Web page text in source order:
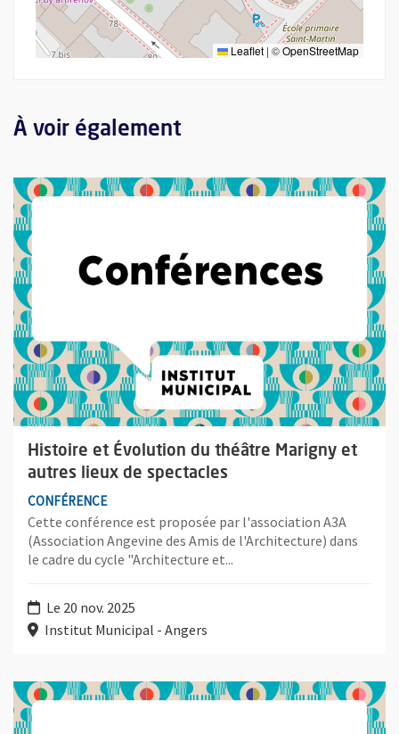
Leaflet | ©OpenStreetMap
À voir également
Histoire et Évolution du théâtre Marigny et
autres lieux de spectacles
CONFÉRENCE
Cette conférence est proposée par l'association A3A
(Association Angevine des Amis de l'Architecture) dans
le cadre du cycle "Architecture et...
Le 20 nov. 2025
Institut Municipal - Angers
Plus d'information sur l'évènement : Histoire et Évolution du
Plus d'information sur l'évènement : « Et si l’esquisse m’était